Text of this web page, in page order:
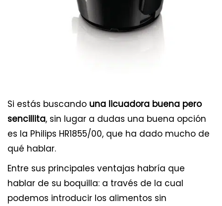
Si estás buscando una licuadora buena pero
sencillita, sin lugar a dudas una buena opción
es la Philips HR1855/00, que ha dado mucho de
qué hablar.
Entre sus principales ventajas habría que
hablar de su boquilla: a través de la cual
podemos introducir los alimentos sin